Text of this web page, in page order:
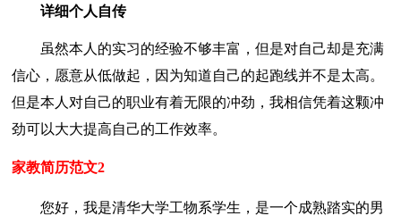
详细个人自传
虽然本人的实习的经验不够丰富，但是对自己却是充满
信心，愿意从低做起，因为知道自己的起跑线并不是太高。
但是本人对自己的职业有着无限的冲劲，我相信凭着这颗冲
劲可以大大提高自己的工作效率。
家教简历范文2
您好，我是清华大学工物系学生，是一个成熟踏实的男